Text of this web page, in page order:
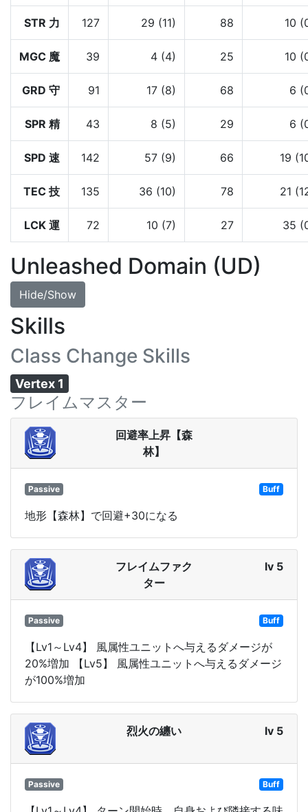
STR 力 127 29 (11) 88 10
MGC 魔 39 4 (4) 25 10
GRD 守 91 17 (8) 68 6
SPR 精 43 8 (5) 29 6
SPD 速 142 57 (9) 66 19
TEC 技 135 36 (10) 78 21
LCK 運 72 10 (7) 27 35
Unleashed Domain (UD)
Hide/Show
Skills
Class Change Skills
Vertex 1
フレイムマスター
回避率上昇【森
林】
Passive Buff
地形【森林】で回避+30になる
フレイムファク
ター
lv 5
Passive Buff
【Lv1～Lv4】 風属性ユニットへ与えるダメージが
20%増加 【Lv5】 風属性ユニットへ与えるダメージ
が100%増加
烈火の纏い lv 5
Passive Buff